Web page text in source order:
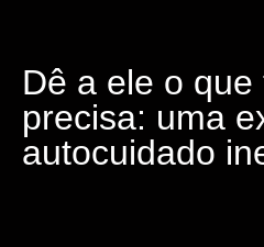
Dê a ele o que
precisa: uma
autocuidado